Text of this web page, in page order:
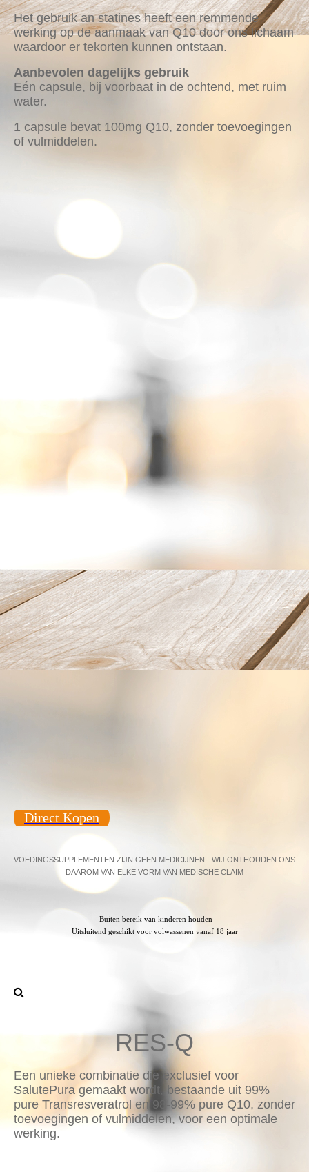
Het gebruik an statines heeft een remmende
werking op de aanmaak van Q10 door ons lichaam
waardoor er tekorten kunnen ontstaan.
Aanbevolen dagelijks gebruik
Eén capsule, bij voorbaat in de ochtend, met ruim
water.
1 capsule bevat 100mg Q10, zonder toevoegingen
of vulmiddelen.
Direct Kopen
VOEDINGSSUPPLEMENTEN ZIJN GEEN MEDICIJNEN - WIJ ONTHOUDEN ONS
DAAROM VAN ELKE VORM VAN MEDISCHE CLAIM
Buiten bereik van kinderen houden
Uitsluitend geschikt voor volwassenen vanaf 18 jaar
RES-Q
Een unieke combinatie die exclusief voor
SalutePura gemaakt wordt, bestaande uit 99%
pure Transresveratrol en 98-99% pure Q10, zonder
toevoegingen of vulmiddelen, voor een optimale
werking.